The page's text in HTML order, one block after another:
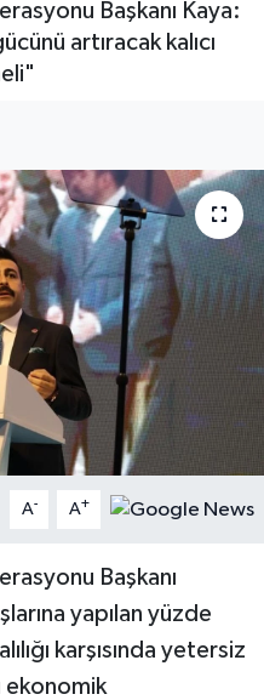
Başkanı Kaya:
artıracak kalıcı
A- A+
Başkanı
yapılan yüzde
karşısında yetersiz
ekonomik